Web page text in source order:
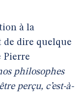
à la
de dire quelque
Pierre
philosophes
perçu, c’est-à-